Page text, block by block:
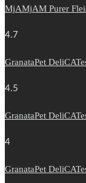
MjAMjAM Purer
4.7
GranataPet
4.5
GranataPet
4
GranataPet